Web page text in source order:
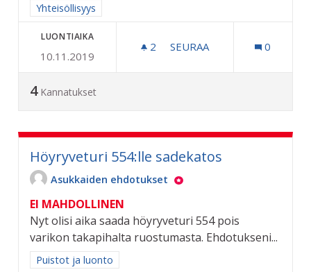
Rajaa tulokset aihepiirin mukaan: Yhteisöllisyys
Yhteisöllisyys
LUONTIAIKA
10.11.2019
2 2 SEURAAJAA
SEURAA 0
4 Kannatukset
Höyryveturi 554:lle sadekatos
Asukkaiden ehdotukset
EI MAHDOLLINEN
Nyt olisi aika saada höyryveturi 554 pois
varikon takapihalta ruostumasta. Ehdotukseni...
Rajaa tulokset aihepiirin mukaan: Puistot ja luonto
Puistot ja luonto